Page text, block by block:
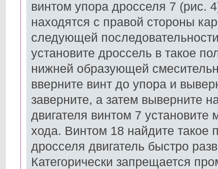
винтом упора дросселя 7 (рис.
находятся с правой стороны
следующей
установите дроссель в такое
нижней образующей
вверните винт до упора и
заверните, а затем выверните
двигателя винтом 7
хода. Винтом 18 найдите такое
дросселя двигатель быстро
Категорически запрещается